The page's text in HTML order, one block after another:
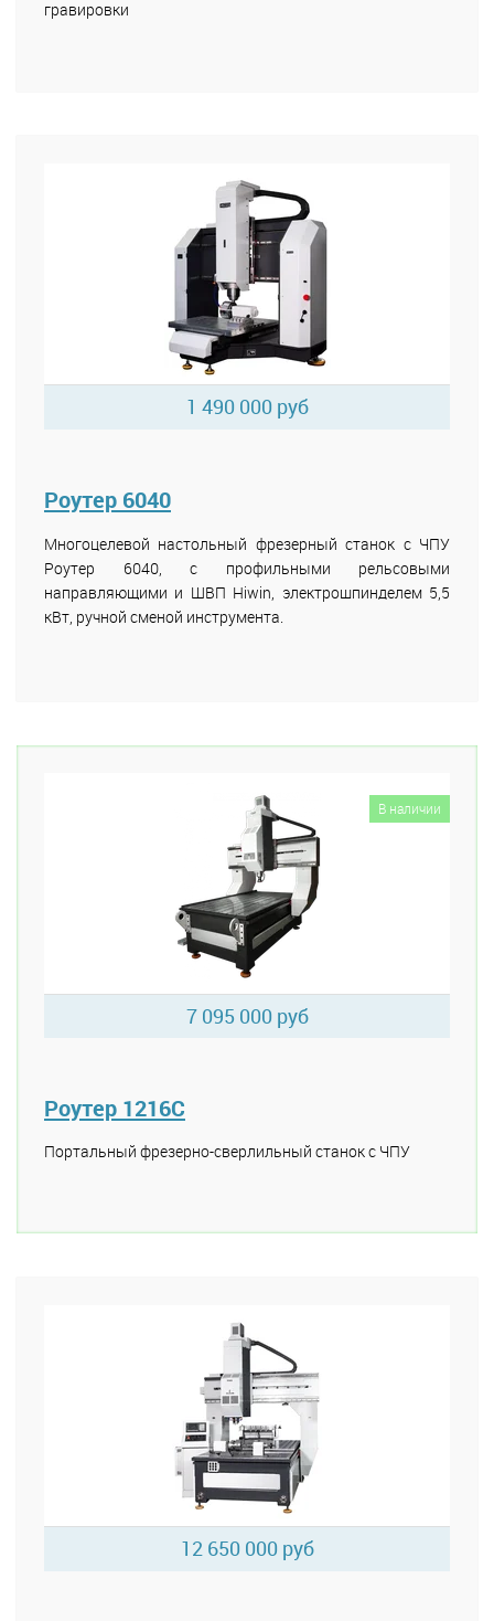
гравировки
1 490 000 руб
Роутер 6040
Многоцелевой настольный фрезерный станок с ЧПУ
Роутер 6040, с профильными рельсовыми
направляющими и ШВП Hiwin, электрошпинделем 5,5
кВт, ручной сменой инструмента.
В наличии
7 095 000 руб
Роутер 1216C
Портальный фрезерно-сверлильный станок с ЧПУ
12 650 000 руб